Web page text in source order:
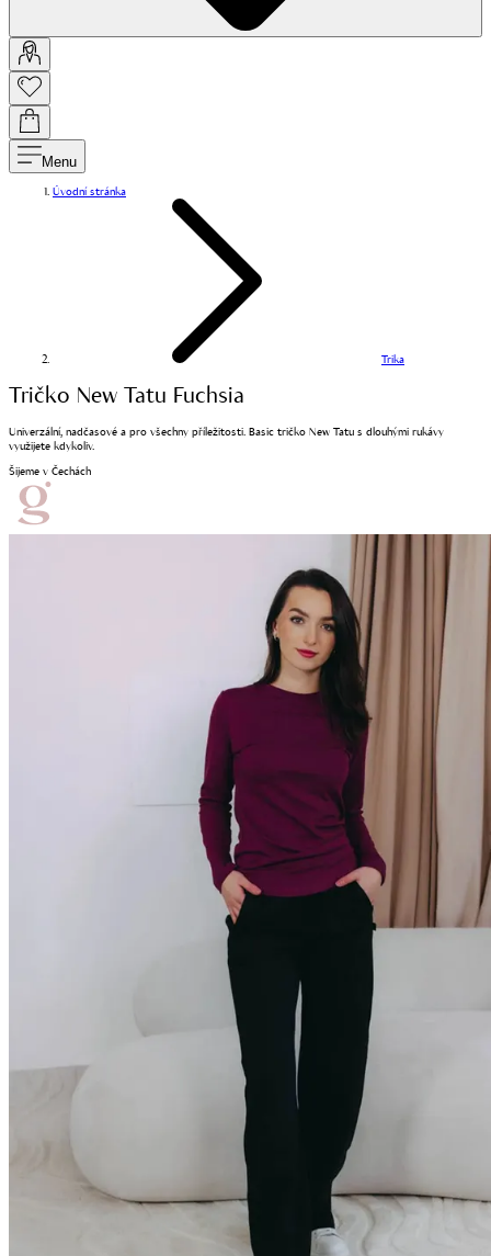
Menu
Úvodní stránka
Trika
Tričko New Tatu Fuchsia
Univerzální, nadčasové a pro všechny příležitosti. Basic tričko New Tatu s dlouhými rukávy
využijete kdykoliv.
Šijeme v Čechách